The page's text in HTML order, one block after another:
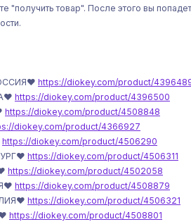
"получить товар". После этого вы
https://diokey.com/product/
https://diokey.com/product/4396500
https://diokey.com/product/4508848
diokey.com/product/4366927
https://diokey.com/product/4506290
https://diokey.com/product/4506311
https://diokey.com/product/4502058
https://diokey.com/product/4508879
https://diokey.com/product/4506321
https://diokey.com/product/4508801